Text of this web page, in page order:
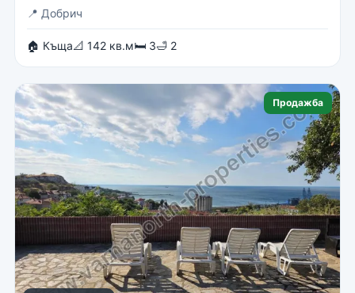
📍 Добрич
🏠 Къща📐 142 кв.м🛏 3🛁 2
Продажба